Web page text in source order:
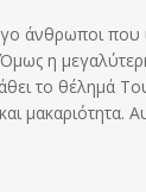
άνθρωποι που
η
το θέλημά
μακαριότητα.